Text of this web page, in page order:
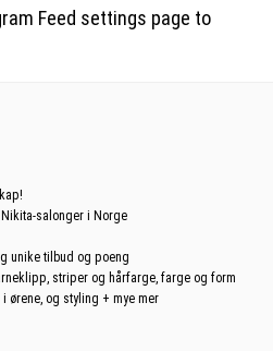
Feed settings page to
salonger i Norge
unike tilbud og poeng
striper og hårfarge, farge og form
ørene, og styling + mye mer